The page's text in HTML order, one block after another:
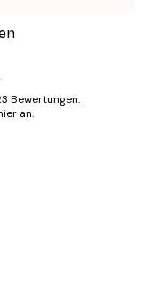
Bewertungen.
an.